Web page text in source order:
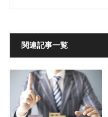
関連記事一覧